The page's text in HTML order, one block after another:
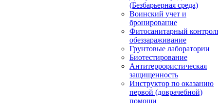
(Безбарьерная среда)
Воинский учет и
бронирование
Фитосанитарный
обеззараживание
Грунтовые лаборатории
Биотестирование
Антитеррористическая
защищенность
Инструктор по оказанию
первой (доврачебной)
помощи